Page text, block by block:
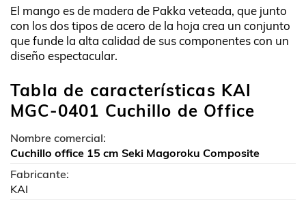
El mango es de madera de Pakka veteada, que junto
con los dos tipos de acero de la hoja crea un conjunto
que funde la alta calidad de sus componentes con un
diseño espectacular.
Tabla de características KAI
MGC-0401 Cuchillo de Office
Nombre comercial:
Cuchillo office 15 cm Seki Magoroku Composite
Fabricante:
KAI